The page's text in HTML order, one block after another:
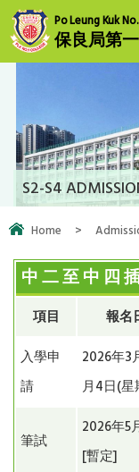
Po Leung Kuk
保良局第
S2-S4
Home >
中 二 至 中 四
項目 報名
入學申
請
2026年3
月4日(星
筆試
2026年5
[暫定]